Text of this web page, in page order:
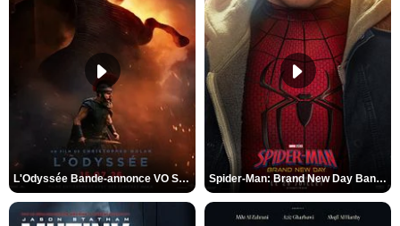
L'Odyssée Bande-annonce VO STFR Spider-Man: Brand New Day Bande-annonce VO STFR